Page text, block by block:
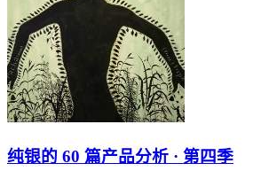
纯银的 60 篇产品分析 · 第四季